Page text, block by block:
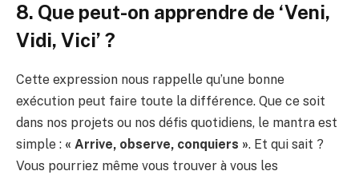
8. Que peut-on apprendre de ‘Veni,
Vidi, Vici’ ?
Cette expression nous rappelle qu’une bonne
exécution peut faire toute la différence. Que ce soit
dans nos projets ou nos défis quotidiens, le mantra est
simple : « Arrive, observe, conquiers ». Et qui sait ?
Vous pourriez même vous trouver à vous les